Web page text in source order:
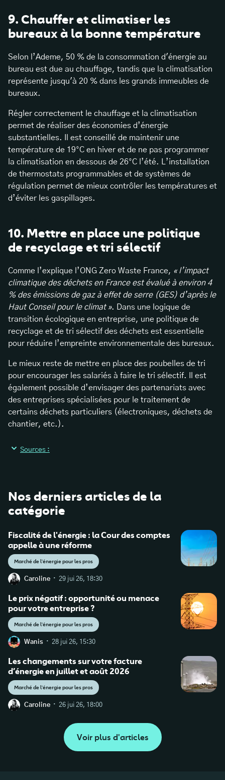
9. Chauffer et climatiser les
bureaux à la bonne température
Selon l’Ademe, 50 % de la consommation d'énergie au
bureau est due au chauffage, tandis que la climatisation
représente jusqu'à 20 % dans les grands immeubles de
bureaux.
Régler correctement le chauffage et la climatisation
permet de réaliser des économies d’énergie
substantielles. Il est conseillé de maintenir une
température de 19°C en hiver et de ne pas programmer
la climatisation en dessous de 26°C l’été. L’installation
de thermostats programmables et de systèmes de
régulation permet de mieux contrôler les températures et
d’éviter les gaspillages.
10. Mettre en place une politique
de recyclage et tri sélectif
Comme l’explique l’ONG Zero Waste France, « l’impact
climatique des déchets en France est évalué à environ 4
% des émissions de gaz à effet de serre (GES) d’après le
Haut Conseil pour le climat ». Dans une logique de
transition écologique en entreprise, une politique de
recyclage et de tri sélectif des déchets est essentielle
pour réduire l’empreinte environnementale des bureaux.
Le mieux reste de mettre en place des poubelles de tri
pour encourager les salariés à faire le tri sélectif. Il est
également possible d’envisager des partenariats avec
des entreprises spécialisées pour le traitement de
certains déchets particuliers (électroniques, déchets de
chantier, etc.).
Sources :
Nos derniers articles de la
catégorie
Fiscalité de l'énergie : la Cour des comptes
appelle à une réforme
Marché de l'énergie pour les pros
Caroline · 29 jui 26, 18:30
Le prix négatif : opportunité ou menace
pour votre entreprise ?
Marché de l'énergie pour les pros
Wanis · 28 jui 26, 15:30
Les changements sur votre facture
d’énergie en juillet et août 2026
Marché de l'énergie pour les pros
Caroline · 26 jui 26, 18:00
Voir plus d'articles